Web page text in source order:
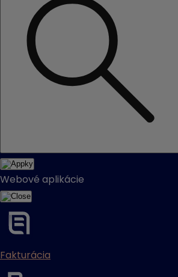
Webové aplikácie
Fakturácia